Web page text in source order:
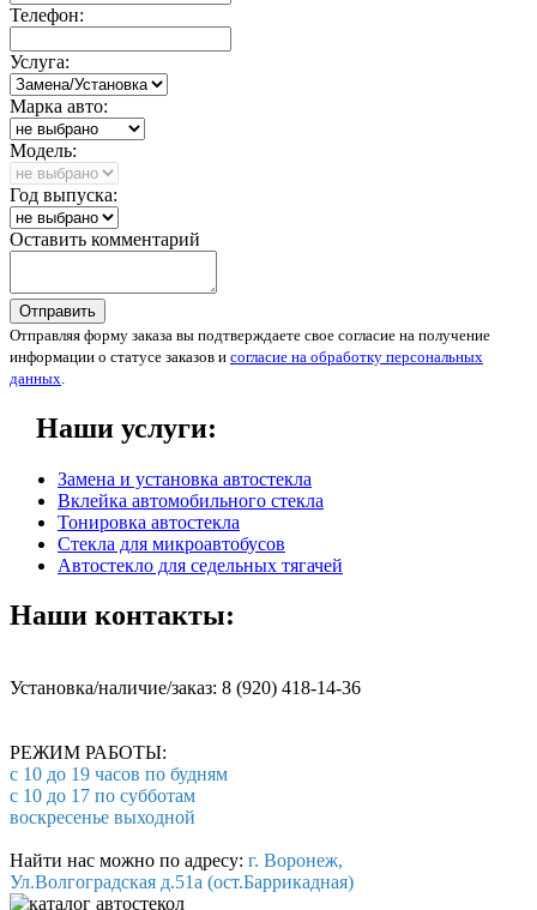
Телефон:
Услуга:
Марка авто:
Модель:
Год выпуска:
Оставить комментарий
Отправить
Отправляя форму заказа вы подтверждаете свое согласие на получение
информации о статусе заказов и согласие на обработку персональных
данных
Наши услуги:
Замена и установка автостекла
Вклейка автомобильного стекла
Тонировка автостекла
Стекла для микроавтобусов
Автостекло для седельных тягачей
Наши контакты:
Установка/наличие/заказ: 8 (920) 418-14-36
РЕЖИМ РАБОТЫ:
с 10 до 19 часов по будням
с 10 до 17 по субботам
воскресенье выходной
Найти нас можно по адресу: г. Воронеж,
Ул.Волгоградская д.51а (ост.Баррикадная)